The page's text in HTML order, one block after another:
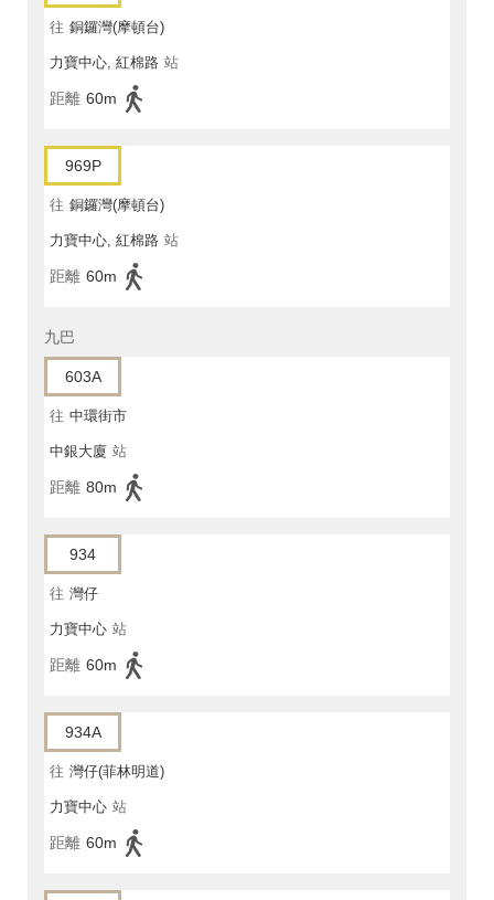
往 銅鑼灣(摩頓台)
力寶中心, 紅棉路 站
距離 60m
969P
往 銅鑼灣(摩頓台)
力寶中心, 紅棉路 站
距離 60m
九巴
603A
往 中環街市
中銀大廈 站
距離 80m
934
往 灣仔
力寶中心 站
距離 60m
934A
往 灣仔(菲林明道)
力寶中心 站
距離 60m